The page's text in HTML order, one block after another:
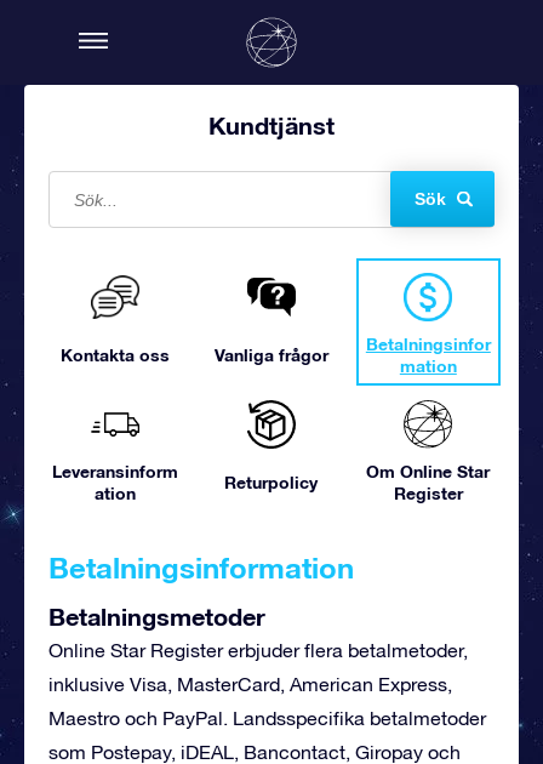
Kundtjänst
Sök
Kontakta oss Vanliga frågor
Betalningsinfor
mation
Leveransinform
ation
Returpolicy
Om Online Star
Register
Betalningsinformation
Betalningsmetoder
Online Star Register erbjuder flera betalmetoder,
inklusive Visa, MasterCard, American Express,
Maestro och PayPal. Landsspecifika betalmetoder
som Postepay, iDEAL, Bancontact, Giropay och